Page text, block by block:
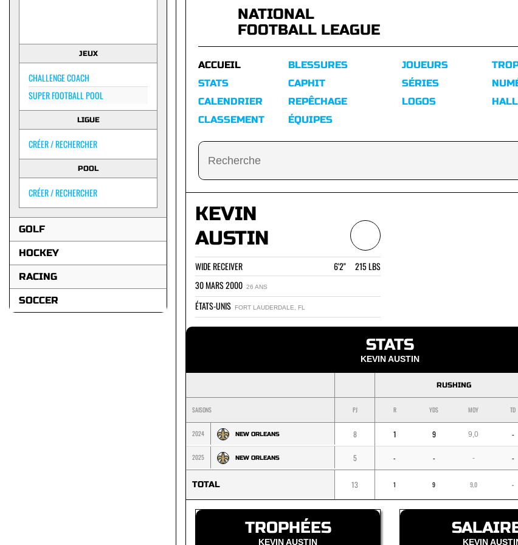
JEUX
CHALLENGE COACH
SUPER FOOTBALL POOL
LIGUE
CRÉER / RECHERCHER
POOL
CRÉER / RECHERCHER
GOLF
HOCKEY
RACING
SOCCER
NATIONAL
FOOTBALL LEAGUE
ACCUEIL
STATS
CALENDRIER
CLASSEMENT
BLESSURES
CAPHIT
REPÊCHAGE
ÉQUIPES
JOUEURS
SÉRIES
LOGOS
KEVIN
AUSTIN
WIDE RECEIVER
6'2" 215 LBS
30 MARS 2000 26 ANS
ÉTATS-UNIS FORT LAUDERDALE, FL
STATS
KEVIN AUSTIN
RUSHING
SAISONS PJ R YDS MOY TD
2024 NEW ORLEANS 8 1 9 9,0 -
2025 NEW ORLEANS 5 - - - -
TOTAL 13 1 9 9,0 -
TROPHÉES
KEVIN AUSTIN KEVIN